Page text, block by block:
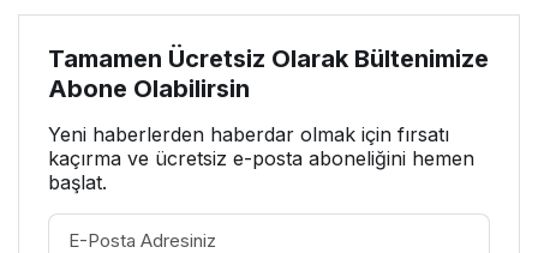
Tamamen Ücretsiz Olarak Bültenimize
Abone Olabilirsin
Yeni haberlerden haberdar olmak için fırsatı
kaçırma ve ücretsiz e-posta aboneliğini hemen
başlat.